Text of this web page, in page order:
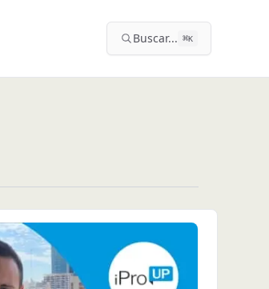
Buscar... ⌘K